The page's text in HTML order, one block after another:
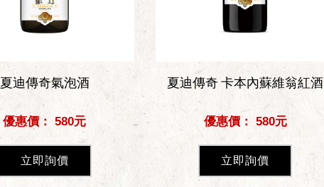
夏迪傳奇氣泡酒
優惠價： 580元
立即詢價
夏迪傳奇 卡本內蘇維翁紅酒
優惠價： 580元
立即詢價